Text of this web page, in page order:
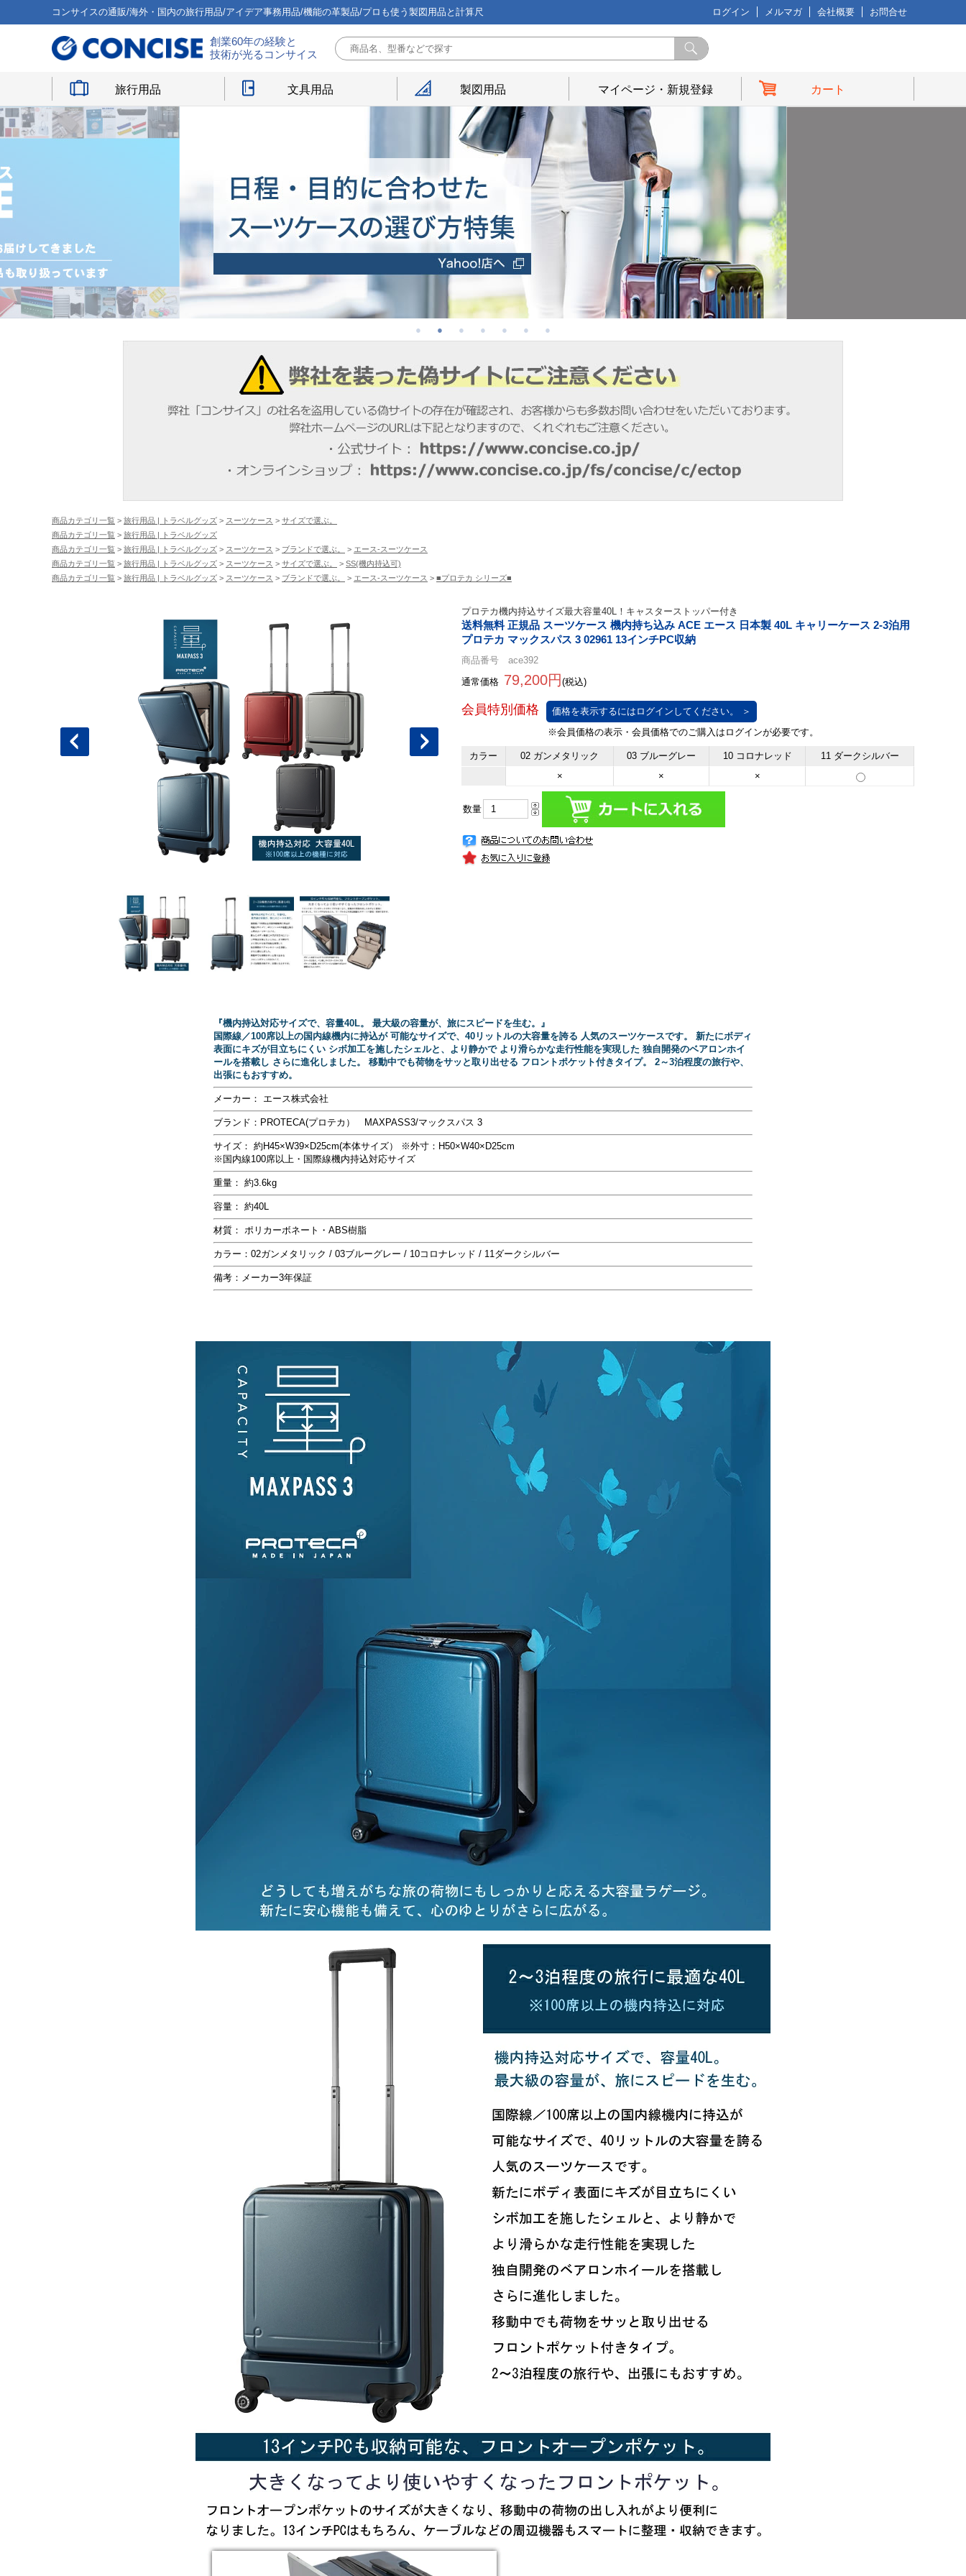
コンサイスの通販/海外・国内の旅行用品/アイデア事務用品/機能の革製品/プロも使う製図用品と計算尺 ログイン メルマガ 会社概要 お問合せ
創業60年の経験と
技術が光るコンサイス
旅行用品 文具用品 製図用品 マイページ・新規登録 カート
商品カテゴリ一覧 > 旅行用品 | トラベルグッズ > スーツケース > サイズで選ぶ。
商品カテゴリ一覧 > 旅行用品 | トラベルグッズ
商品カテゴリ一覧 > 旅行用品 | トラベルグッズ > スーツケース > ブランドで選ぶ。 > エース-スーツケース
商品カテゴリ一覧 > 旅行用品 | トラベルグッズ > スーツケース > サイズで選ぶ。 > SS(機内持込可)
商品カテゴリ一覧 > 旅行用品 | トラベルグッズ > スーツケース > ブランドで選ぶ。 > エース-スーツケース > ■プロテカ シリーズ■
プロテカ機内持込サイズ最大容量40L！キャスターストッパー付き
送料無料 正規品 スーツケース 機内持ち込み ACE エース 日本製 40L キャリーケース 2-3泊用
プロテカ マックスパス 3 02961 13インチPC収納
商品番号 ace392
通常価格 79,200円 (税込)
価格を表示するにはログインしてください。 ＞
カラー 02 ガンメタリック 03 ブルーグレー 10 コロナレッド
11 ダークシルバー
×
× ×
数量
『機内持込対応サイズで、容量40L。 最大級の容量が、旅にスピードを生む。』
国際線／100席以上の国内線機内に持込が 可能なサイズで、40リットルの大容量を誇る 人気のスーツケースです。 新たにボディ
表面にキズが目立ちにくい シボ加工を施したシェルと、より静かで より滑らかな走行性能を実現した 独自開発のベアロンホイ
ールを搭載し さらに進化しました。 移動中でも荷物をサッと取り出せる フロントポケット付きタイプ。 2～3泊程度の旅行や、
出張にもおすすめ。
メーカー： エース株式会社
ブランド：PROTECA(プロテカ） MAXPASS3/マックスパス 3
サイズ： 約H45×W39×D25cm(本体サイズ） ※外寸：H50×W40×D25cm
※国内線100席以上・国際線機内持込対応サイズ
重量： 約3.6kg
容量： 約40L
材質： ポリカーボネート・ABS樹脂
カラー：02ガンメタリック / 03ブルーグレー / 10コロナレッド / 11ダークシルバー
備考：メーカー3年保証